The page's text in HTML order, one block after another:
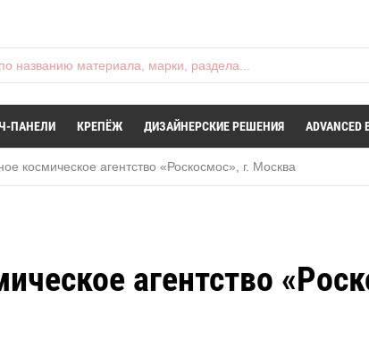
по названию материала, марки, раздела...
ПАНЕЛИ КРЕПЁЖ ДИЗАЙНЕРСКИЕ РЕШЕНИЯ ADVANCED
космическое агентство «Роскосмос», г. Москва
агентство